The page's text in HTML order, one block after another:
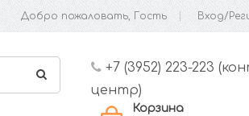
Добро пожаловать, Гость Вход/
+7 (3952) 223-223
центр)
Корзина